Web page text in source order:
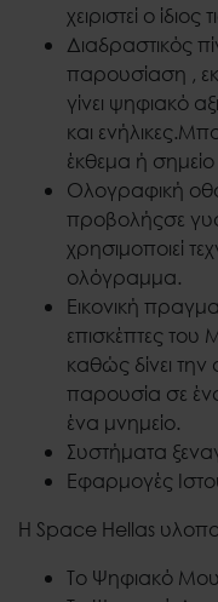
χειριστεί ο
Διαδραστικός
παρουσίαση ,
γίνει ψηφιακό
και
έκθεμα ή
Ολογραφική
προβολήςσε
χρησιμοποιεί
ολόγραμμα.
Εικονική
επισκέπτες του
καθώς δίνει
παρουσία σε
ένα μνημείο.
Συστήματα
Εφαρμογές
Η Space Hellas
Το Ψηφιακό